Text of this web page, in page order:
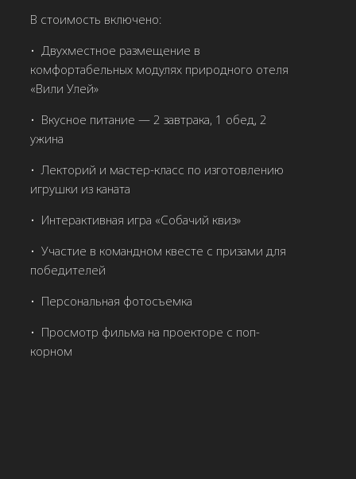
В стоимость включено:
•⁠ ⁠Двухместное размещение в
комфортабельных модулях природного отеля
«Вили Улей»
•⁠ ⁠Вкусное питание — 2 завтрака, 1 обед, 2
ужина
•⁠ ⁠Лекторий и мастер-класс по изготовлению
игрушки из каната
•⁠ ⁠Интерактивная игра «Собачий квиз»
•⁠ ⁠Участие в командном квесте с призами для
победителей
•⁠ ⁠Персональная фотосъемка
•⁠ ⁠Просмотр фильма на проекторе с поп-
корном